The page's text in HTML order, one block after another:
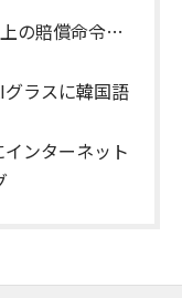
の賠償命令…
ラスに韓国語
ンターネット